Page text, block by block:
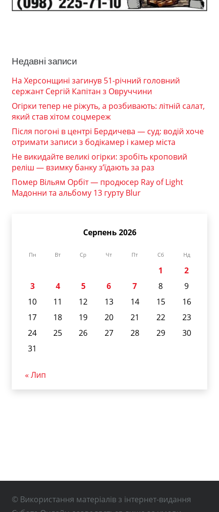
Недавні записи
На Херсонщині загинув 51-річний головний
сержант Сергій Капітан з Овруччини
Огірки тепер не ріжуть, а розбивають: літній салат,
який став хітом соцмереж
Після погоні в центрі Бердичева — суд: водій хоче
отримати записи з бодікамер і камер міста
Не викидайте великі огірки: зробіть кроповий
реліш — взимку банку з’їдають за раз
Помер Вільям Орбіт — продюсер Ray of Light
Мадонни та альбому 13 гурту Blur
Серпень 2026
Пн Вт Ср Чт Пт Сб Нд
1
2
3
4 5 6 7 8
9
10
11 12 13 14 15
16
17
18 19 20 21 22
23
24
25 26 27 28 29
30
31
« Лип
© Використання матеріалів з інтернет-видання